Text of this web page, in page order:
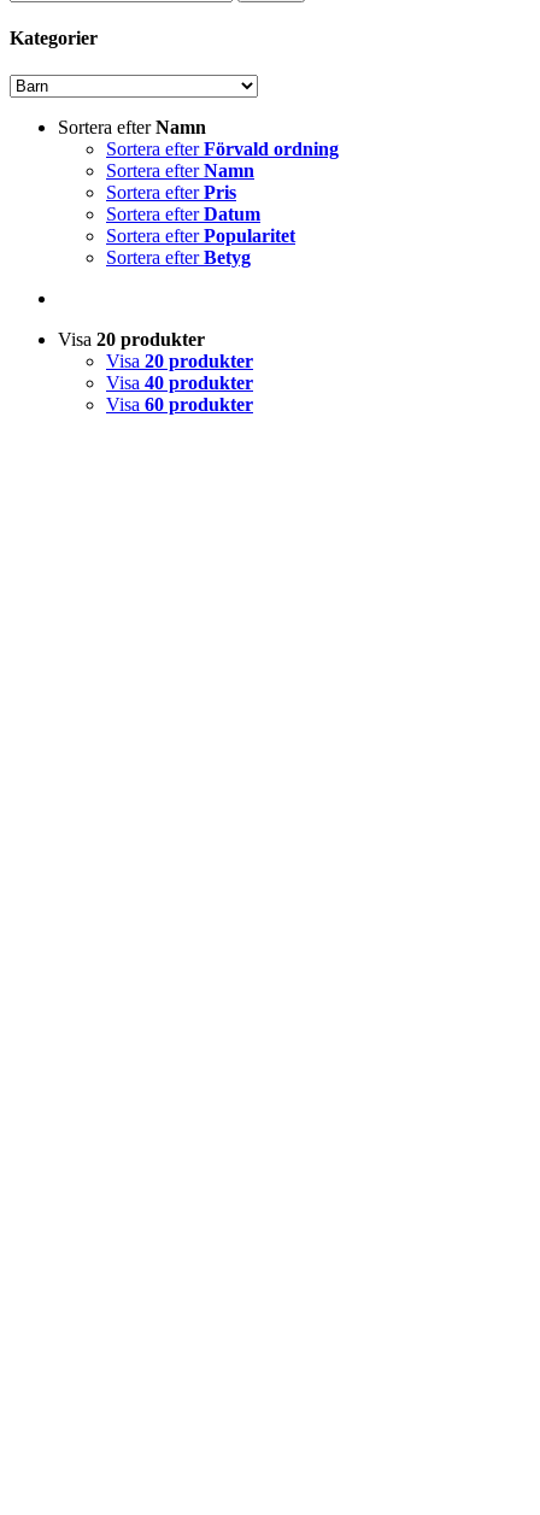
Kategorier
Sortera efterNamn
Sortera efterFörvald ordning
Sortera efterNamn
Sortera efterPris
Sortera efterDatum
Sortera efterPopularitet
Sortera efterBetyg
Visa 20 produkter
Visa 20 produkter
Visa 40 produkter
Visa 60 produkter